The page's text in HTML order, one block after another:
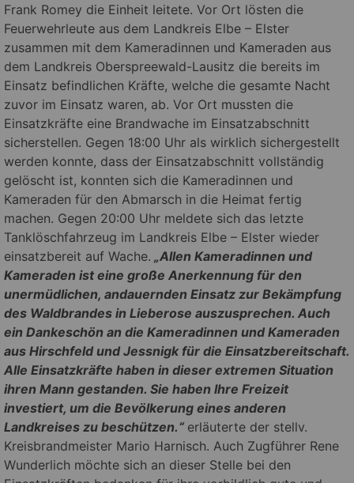
Frank Romey die Einheit leitete. Vor Ort lösten die
Feuerwehrleute aus dem Landkreis Elbe – Elster
zusammen mit dem Kameradinnen und Kameraden aus
dem Landkreis Oberspreewald-Lausitz die bereits im
Einsatz befindlichen Kräfte, welche die gesamte Nacht
zuvor im Einsatz waren, ab. Vor Ort mussten die
Einsatzkräfte eine Brandwache im Einsatzabschnitt
sicherstellen. Gegen 18:00 Uhr als wirklich sichergestellt
werden konnte, dass der Einsatzabschnitt vollständig
gelöscht ist, konnten sich die Kameradinnen und
Kameraden für den Abmarsch in die Heimat fertig
machen. Gegen 20:00 Uhr meldete sich das letzte
Tanklöschfahrzeug im Landkreis Elbe – Elster wieder
einsatzbereit auf Wache. „Allen Kameradinnen und
Kameraden ist eine große Anerkennung für den
unermüdlichen, andauernden Einsatz zur Bekämpfung
des Waldbrandes in Lieberose auszusprechen. Auch
ein Dankeschön an die Kameradinnen und Kameraden
aus Hirschfeld und Jessnigk für die Einsatzbereitschaft.
Alle Einsatzkräfte haben in dieser extremen Situation
ihren Mann gestanden. Sie haben Ihre Freizeit
investiert, um die Bevölkerung eines anderen
Landkreises zu beschützen.“ erläuterte der stellv.
Kreisbrandmeister Mario Harnisch. Auch Zugführer Rene
Wunderlich möchte sich an dieser Stelle bei den